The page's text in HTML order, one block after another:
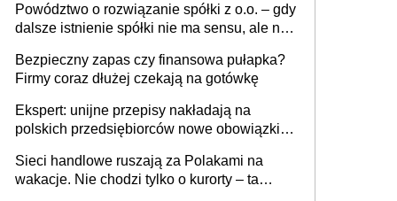
Powództwo o rozwiązanie spółki z o.o. – gdy
dalsze istnienie spółki nie ma sensu, ale nie
Bezpieczny zapas czy finansowa pułapka?
Firmy coraz dłużej czekają na gotówkę
Ekspert: unijne przepisy nakładają na
polskich przedsiębiorców nowe obowiązki w
Sieci handlowe ruszają za Polakami na
wakacje. Nie chodzi tylko o kurorty – ta